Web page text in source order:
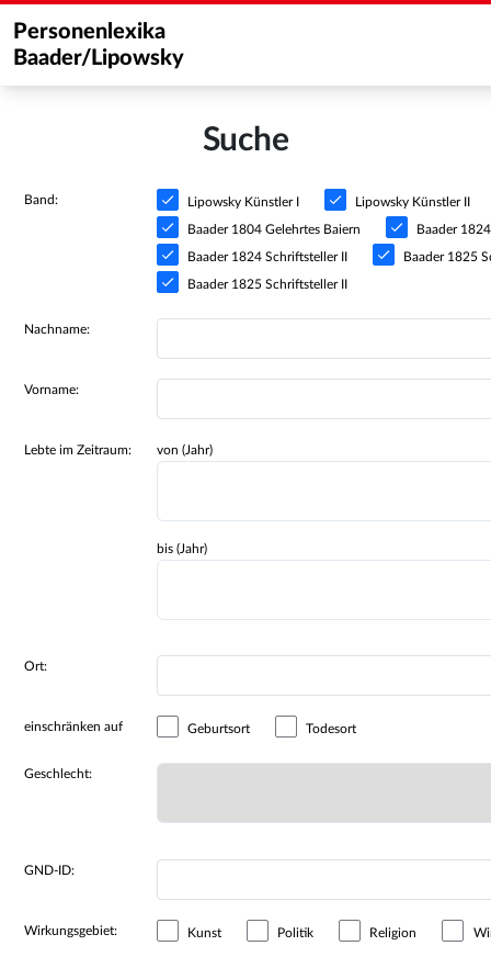
Personenlexika
Baader/Lipowsky
Suche
Band: Lipowsky Künstler I Lipowsky Künstler II
Baader 1804 Gelehrtes Baiern Baader
Baader 1824 Schriftsteller II Baader 1825
Baader 1825 Schriftsteller II
Nachname:
Vorname:
Lebte im Zeitraum: von (Jahr)
bis (Jahr)
Ort:
einschränken auf Geburtsort Todesort
Geschlecht:
GND-ID:
Wirkungsgebiet: Kunst Politik Religion